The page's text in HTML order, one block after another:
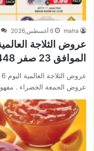
maha 6 أغسطس,2026
الموافق 23 صفر 1448 عروض الجمعة الخضراء
عروض الجمعة الخضراء .